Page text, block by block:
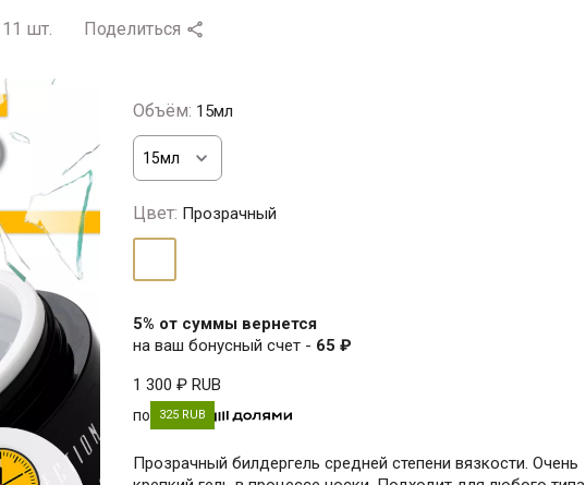
11 шт. Поделиться 
Объём: 15мл
Цвет: Прозрачный
5% от суммы вернется
на ваш бонусный счет - 65 ₽
1 300 ₽ RUB
по 325 RUB
Прозрачный билдергель средней степени вязкости. Очень